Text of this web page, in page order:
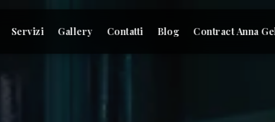
Servizi Gallery Contatti Blog Contract Anna